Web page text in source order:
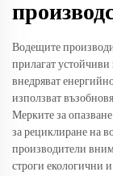
Водещите
прилагат
внедряват
използват
Мерките за
за рециклиране на
производители
строги екологични